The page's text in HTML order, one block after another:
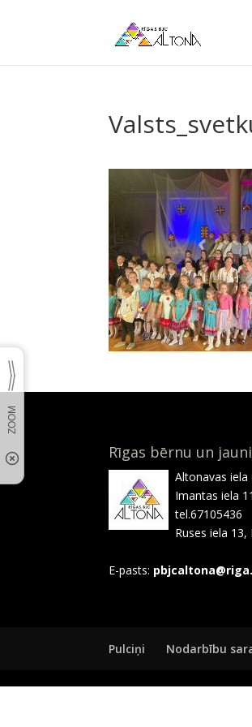
Rīgas bērnu un
Altonavas iela
Imantas iela
tel.67105436
Ruses iela 13,
E-pasts:
Pulciņi Nodarbību